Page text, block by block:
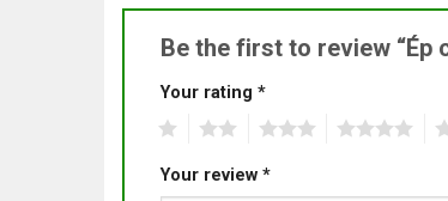
Be the first to review “Ép
Your rating *
Your review *